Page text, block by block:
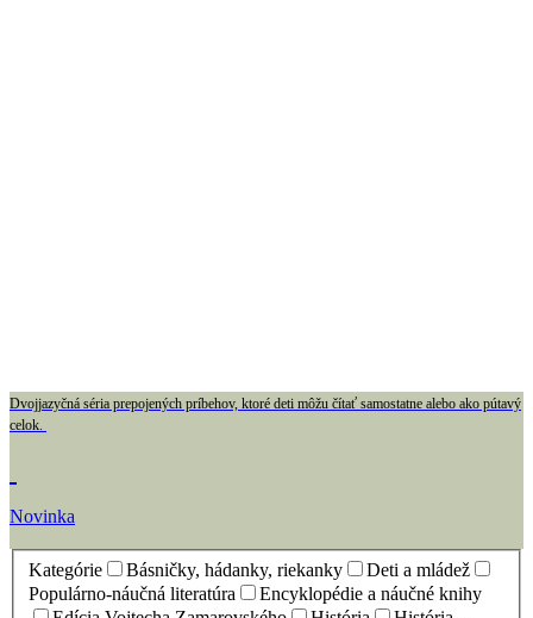
Dvojjazyčná séria prepojených príbehov, ktoré deti môžu čítať samostatne alebo ako pútavý
celok.
Novinka
Kategórie Básničky, hádanky, riekanky
Deti a mládež
Populárno-náučná literatúra
Encyklopédie a náučné knihy